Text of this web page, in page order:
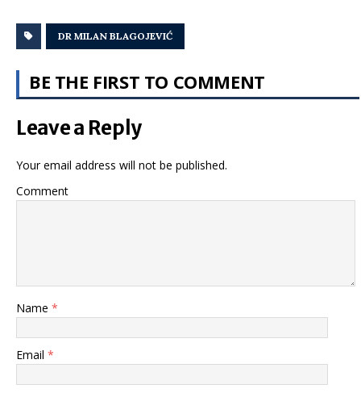
DR MILAN BLAGOJEVIĆ
BE THE FIRST TO COMMENT
Leave a Reply
Your email address will not be published.
Comment
Name *
Email *